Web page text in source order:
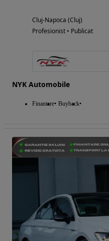
Cluj-Napoca (Cluj)
Profesionist • Publicat
NYK Automobile
Finantare Buyback